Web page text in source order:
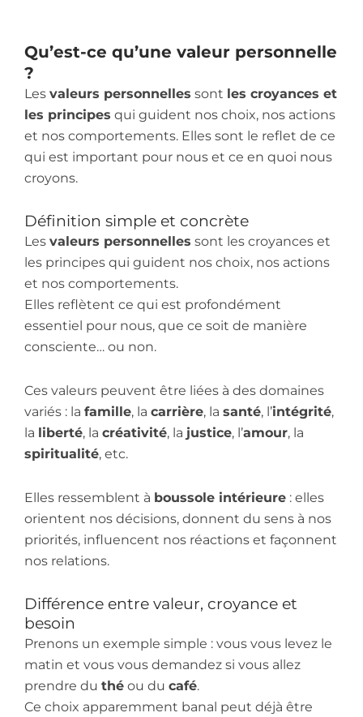
Qu’est-ce qu’une valeur personnelle
?
Les valeurs personnelles sont les croyances et
les principes qui guident nos choix, nos actions
et nos comportements. Elles sont le reflet de ce
qui est important pour nous et ce en quoi nous
croyons.
Définition simple et concrète
Les valeurs personnelles sont les croyances et
les principes qui guident nos choix, nos actions
et nos comportements.
Elles reflètent ce qui est profondément
essentiel pour nous, que ce soit de manière
consciente… ou non.
Ces valeurs peuvent être liées à des domaines
variés : la famille, la carrière, la santé, l’intégrité,
la liberté, la créativité, la justice, l’amour, la
spiritualité, etc.
Elles ressemblent à boussole intérieure : elles
orientent nos décisions, donnent du sens à nos
priorités, influencent nos réactions et façonnent
nos relations.
Différence entre valeur, croyance et
besoin
Prenons un exemple simple : vous vous levez le
matin et vous vous demandez si vous allez
prendre du thé ou du café.
Ce choix apparemment banal peut déjà être